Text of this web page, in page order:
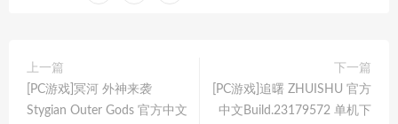
上一篇
[PC游戏]冥河 外神来袭
Stygian Outer Gods 官方中文
下一篇
[PC游戏]追曙 ZHUISHU 官方
中文Build.23179572 单机下